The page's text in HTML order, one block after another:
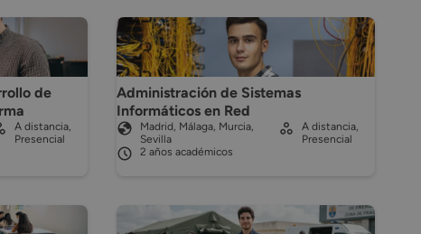
de
A distancia,
Presencial
Administración de Sistemas
Informáticos en Red
Madrid, Málaga, Murcia,
Sevilla
2 años académicos
A distancia,
Presencial